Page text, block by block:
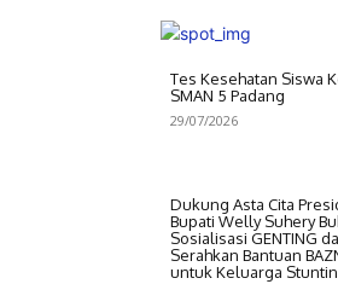
Tes Kesehatan Siswa
SMAN 5 Padang
29/07/2026
Dukung Asta Cita
Bupati Welly Suhery
Sosialisasi GENTING
Serahkan Bantuan
untuk Keluarga